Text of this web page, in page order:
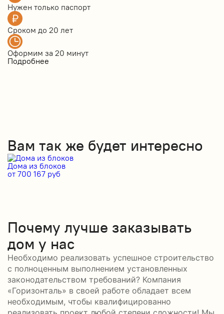
Нужен только паспорт
Сроком до 20 лет
Оформим за 20 минут
Подробнее
Вам так же будет интересно
Дома из блоков
от 700 167 руб
Почему лучше заказывать
дом у нас
Необходимо реализовать успешное строительство
с полноценным выполнением установленных
законодательством требований? Компания
«Горизонталь» в своей работе обладает всем
необходимым, чтобы квалифицированно